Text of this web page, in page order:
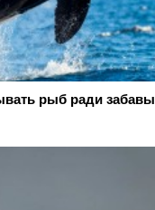
рыб ради забавы